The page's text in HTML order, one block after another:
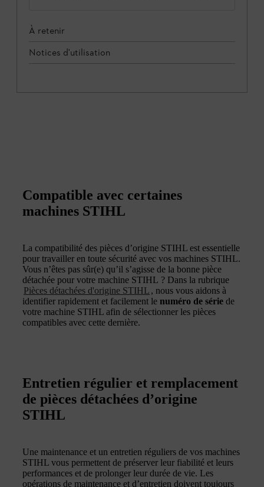
À retenir
Notices d'utilisation
Compatible avec certaines
machines STIHL
La compatibilité des pièces d’origine STIHL est essentielle
pour travailler en toute sécurité avec vos machines STIHL.
Vous n’êtes pas sûr(e) qu’il s’agisse de la bonne pièce
détachée pour votre machine STIHL ? Dans la rubrique
Pièces détachées d'origine STIHL , nous vous aidons à
identifier rapidement et facilement le numéro de série de
votre machine STIHL afin de sélectionner les pièces
compatibles avec cette dernière.
Entretien régulier et remplacement
de pièces détachées d’origine
STIHL
Une maintenance et un entretien réguliers de vos machines
STIHL vous permettent de préserver leur fiabilité et leurs
performances et de prolonger leur durée de vie. Les
opérations de maintenance et d’entretien doivent toujours